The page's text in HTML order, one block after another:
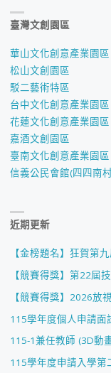
臺灣文創園區
華山文化創意產業園區
松山文創園區
駁二藝術特區
台中文化創意產業園區
花蓮文化創意產業園區
嘉酒文創園區
臺南文化創意產業園區
信義公民會館(四四南
近期更新
【金榜題名】狂賀第
【競賽得獎】第22屆
【競賽得獎】2026放
115學年度個人申請面
115-1兼任教師 (3D動
115學年度申請入學第